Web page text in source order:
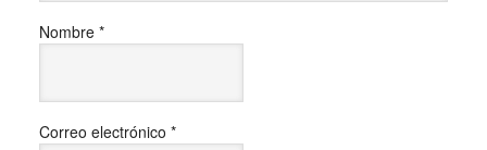
Nombre *
Correo electrónico *